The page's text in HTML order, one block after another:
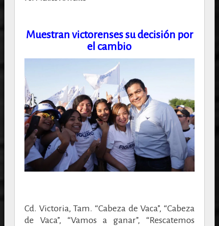
Muestran victorenses su decisión por
el cambio
Cd. Victoria, Tam. “Cabeza de Vaca”, “Cabeza
de Vaca”, “Vamos a ganar”, “Rescatemos